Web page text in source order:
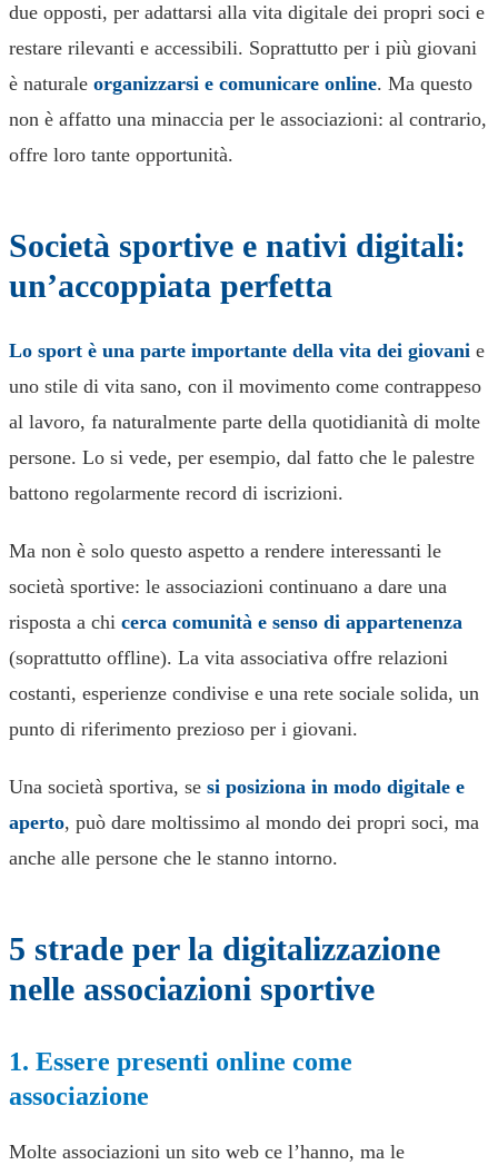
due opposti, per adattarsi alla vita digitale dei propri soci e
restare rilevanti e accessibili. Soprattutto per i più giovani
è naturale organizzarsi e comunicare online. Ma questo
non è affatto una minaccia per le associazioni: al contrario,
offre loro tante opportunità.
Società sportive e nativi digitali:
un’accoppiata perfetta
Lo sport è una parte importante della vita dei giovani e
uno stile di vita sano, con il movimento come contrappeso
al lavoro, fa naturalmente parte della quotidianità di molte
persone. Lo si vede, per esempio, dal fatto che le palestre
battono regolarmente record di iscrizioni.
Ma non è solo questo aspetto a rendere interessanti le
società sportive: le associazioni continuano a dare una
risposta a chi cerca comunità e senso di appartenenza
(soprattutto offline). La vita associativa offre relazioni
costanti, esperienze condivise e una rete sociale solida, un
punto di riferimento prezioso per i giovani.
Una società sportiva, se si posiziona in modo digitale e
aperto, può dare moltissimo al mondo dei propri soci, ma
anche alle persone che le stanno intorno.
5 strade per la digitalizzazione
nelle associazioni sportive
1. Essere presenti online come
associazione
Molte associazioni un sito web ce l’hanno, ma le